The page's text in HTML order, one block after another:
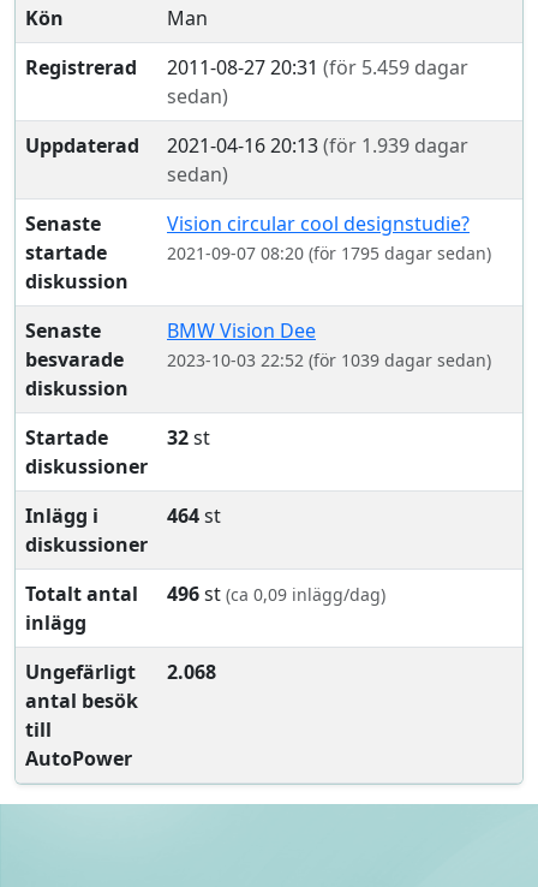
Kön
Man
Registrerad
2011-08-27 20:31 (för 5.459 dagar
sedan)
Uppdaterad
2021-04-16 20:13(för 1.939 dagar
sedan)
Senaste
startade
diskussion
Vision circular cool designstudie?
2021-09-07 08:20 (för 1795 dagar sedan)
Senaste
besvarade
diskussion
BMW Vision Dee
2023-10-03 22:52 (för 1039 dagar sedan)
Startade
diskussioner
32st
Inlägg i
diskussioner
464st
Totalt antal
inlägg
496st (ca 0,09 inlägg/dag)
Ungefärligt
antal besök
till
AutoPower
2.068